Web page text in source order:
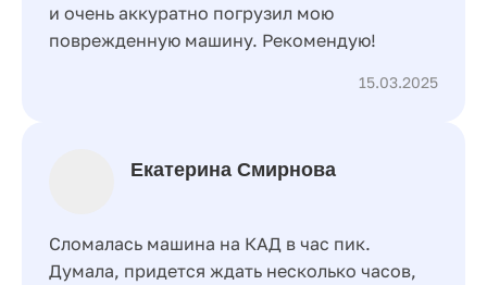
и очень аккуратно погрузил мою
поврежденную машину. Рекомендую!
15.03.2025
Екатерина Смирнова
Сломалась машина на КАД в час пик.
Думала, придется ждать несколько часов,